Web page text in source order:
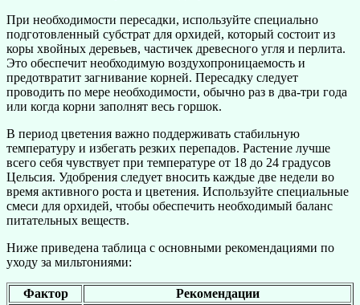
При необходимости пересадки, используйте специально
подготовленный субстрат для орхидей, который состоит из
коры хвойных деревьев, частичек древесного угля и перлита.
Это обеспечит необходимую воздухопроницаемость и
предотвратит загнивание корней. Пересадку следует
проводить по мере необходимости, обычно раз в два-три года
или когда корни заполнят весь горшок.
В период цветения важно поддерживать стабильную
температуру и избегать резких перепадов. Растение лучше
всего себя чувствует при температуре от 18 до 24 градусов
Цельсия. Удобрения следует вносить каждые две недели во
время активного роста и цветения. Используйте специальные
смеси для орхидей, чтобы обеспечить необходимый баланс
питательных веществ.
Ниже приведена таблица с основными рекомендациями по
уходу за мильтониями:
Фактор
Рекомендации